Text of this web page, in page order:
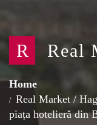
R Real
Home
Real Market /
piața hotelieră din